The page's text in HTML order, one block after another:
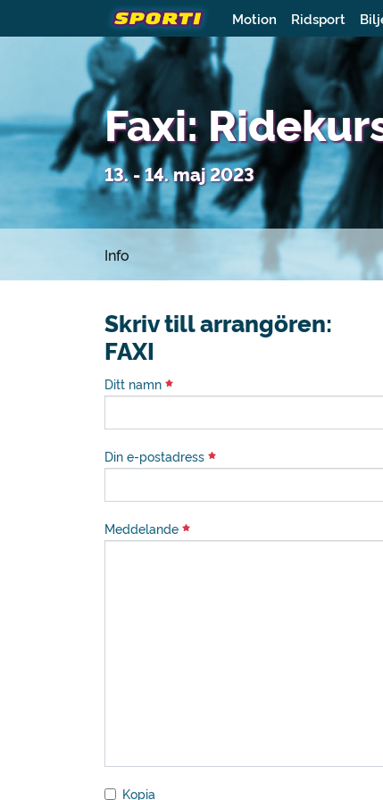
Motion Ridsport
Faxi:
13. - 14. maj 2023
Info
Skriv till arrangören:
FAXI
Ditt namn
Din e-postadress
Meddelande
Kopia